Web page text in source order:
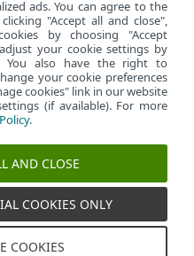
počítači
Spravovať súbory cookie
ads. You can agree to the
"Accept all and close",
by choosing "Accept
your cookie settings by
You also have the right to
your cookie preferences
cookies" link in our website
(if available). For more
.
AND CLOSE
COOKIES ONLY
COOKIES